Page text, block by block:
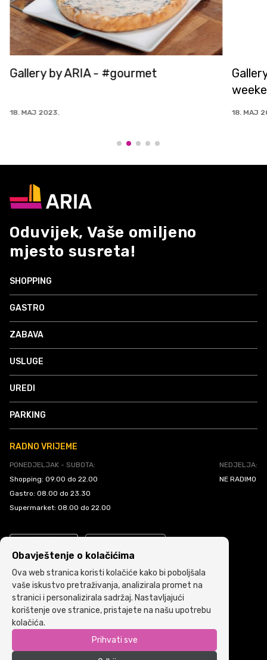
Gallery by ARIA - #gourmet
18. MAJ 2023. 18. MAJ
Oduvijek, Vaše omiljeno
mjesto susreta!
SHOPPING
GASTRO
ZABAVA
USLUGE
UREDI
PARKING
RADNO VRIJEME
PONEDJELJAK - SUBOTA:
Shopping: 09.00 do 22.00
Gastro: 08.00 do 23.30
Supermarket: 08.00 do 22.00
NEDJELJA:
NE RADIMO
Politika kolačića Uslovi i pravila korištenja
Copyright © 2022 ARIA | Sva prava zadržana
Obavještenje o kolačićima
Ova web stranica koristi kolačiće kako bi poboljšala
vaše iskustvo pretraživanja, analizirala promet na
stranici i personalizirala sadržaj. Nastavljajući
korištenje ove stranice, pristajete na našu upotrebu
kolačića.
Prihvati sve